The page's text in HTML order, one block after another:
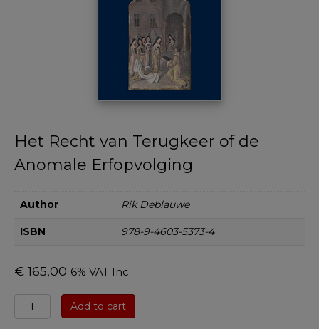
Het Recht van Terugkeer of de
Anomale Erfopvolging
Author Rik Deblauwe
ISBN 978-9-4603-5373-4
€ 165,00 6% VAT Inc.
Het
Recht
Add to cart